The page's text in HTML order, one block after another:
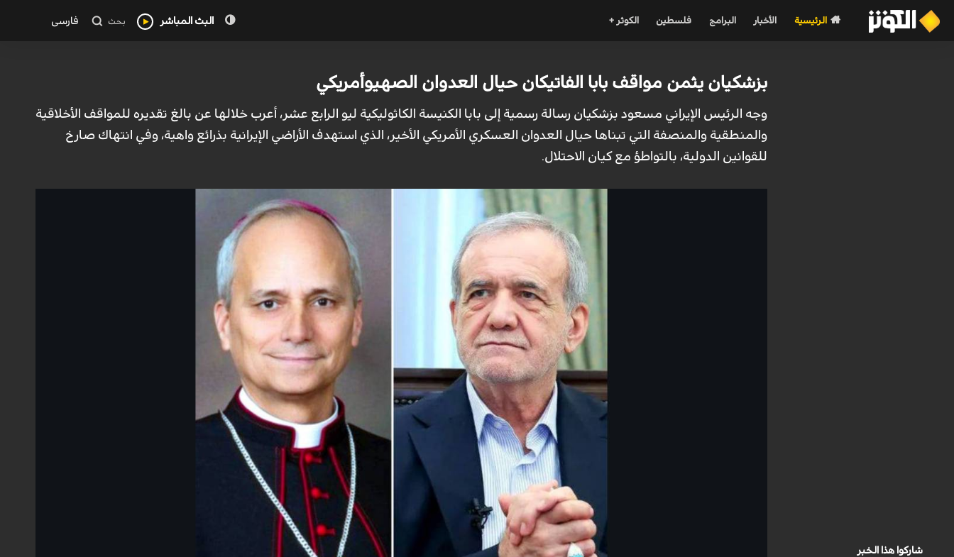
الرئيسية الأخبار البرامج فلسطين الكوثر + البث المباشر بحث فارسی
شاركوا هذا الخبر
بزشكيان يثمن مواقف بابا الفاتيكان حيال العدوان الصهيوأمريكي
وجه الرئيس الإيراني مسعود بزشكيان رسالة رسمية إلى بابا الكنيسة الكاثوليكية ليو الرابع عشر، أعرب خلالها عن بالغ تقديره للمواقف الأخلاقية
والمنطقية والمنصفة التي تبناها حيال العدوان العسكري الأمريكي الأخير، الذي استهدف الأراضي الإيرانية بذرائع واهية، وفي انتهاك صارخ
للقوانين الدولية، بالتواطؤ مع كيان الاحتلال.